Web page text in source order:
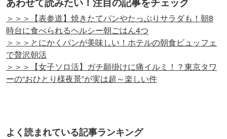
＞＞＞【表参道】焼きたてパンやたっぷりサラダも！朝8
時台に食べられるヘルシー朝ごはん4つ
＞＞＞とにかくパンが美味しい！ホテルの朝食ビュッフェ
で贅沢朝活
＞＞＞【女子ソロ活】ガチ願掛けに痛イルミ！？東京タワ
ーの“おひとり様夜景”が実は超～楽しい件
よく読まれている記事ランキング